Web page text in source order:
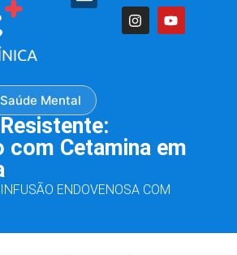
Mental
com Cetamina em
ENDOVENOSA COM